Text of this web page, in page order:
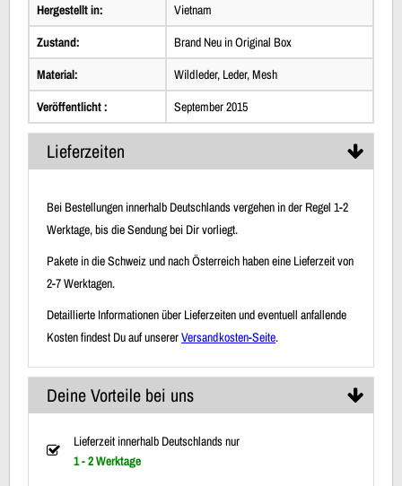
Hergestellt in:
Vietnam
Zustand:
Brand Neu in Original Box
Material:
Wildleder, Leder, Mesh
Veröffentlicht :
September 2015
Lieferzeiten
Bei Bestellungen innerhalb Deutschlands vergehen in der Regel 1-2
Werktage, bis die Sendung bei Dir vorliegt.
Pakete in die Schweiz und nach Österreich haben eine Lieferzeit von
2-7 Werktagen.
Detaillierte Informationen über Lieferzeiten und eventuell anfallende
Kosten findest Du auf unsererVersandkosten-Seite.
Deine Vorteile bei uns
Lieferzeit innerhalb Deutschlands nur
1 - 2 Werktage